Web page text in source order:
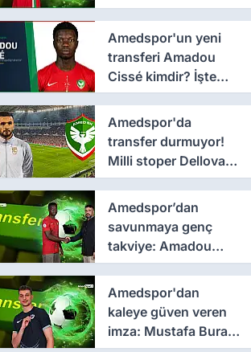
Lumbardh Dellova ile
3 yıllık imza
Amedspor'un yeni
transferi Amadou
Cissé kimdir? İşte
kariyeri ve forma
giydiği takımlar
Amedspor'da
transfer durmuyor!
Milli stoper Dellova
imza için Türkiye'ye
geldi
Amedspor’dan
savunmaya genç
takviye: Amadou
Cissé ile 3 yıllık
sözleşme
Amedspor'dan
kaleye güven veren
imza: Mustafa Burak